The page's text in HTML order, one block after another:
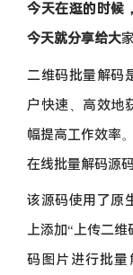
今天在逛的时候
今天就分享给大家
二维码批量解码
户快速、高效地
幅提高工作效率
在线批量解码源码
该源码使用了原
上添加“上传二维
码图片进行批量